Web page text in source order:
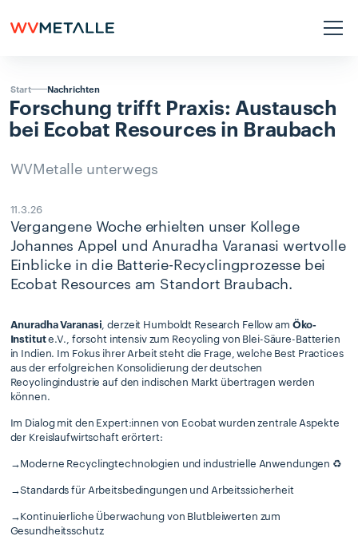
Start Nachrichten
Forschung trifft Praxis: Austausch
bei Ecobat Resources in Braubach
WVMetalle unterwegs
11.3.26
Vergangene Woche erhielten unser Kollege
Johannes Appel und Anuradha Varanasi wertvolle
Einblicke in die Batterie-Recyclingprozesse bei
Ecobat Resources am Standort Braubach.
Anuradha Varanasi , derzeit Humboldt Research Fellow am Öko-
Institute.V., forscht intensiv zum Recycling von Blei-Säure-Batterien
in Indien. Im Fokus ihrer Arbeit steht die Frage, welche Best Practices
aus der erfolgreichen Konsolidierung der deutschen
Recyclingindustrie auf den indischen Markt übertragen werden
können.
Im Dialog mit den Expert:innen von Ecobat wurden zentrale Aspekte
der Kreislaufwirtschaft erörtert:
→Moderne Recyclingtechnologien und industrielle Anwendungen ♻️
→Standards für Arbeitsbedingungen und Arbeitssicherheit
→Kontinuierliche Überwachung von Blutbleiwerten zum
Gesundheitsschutz